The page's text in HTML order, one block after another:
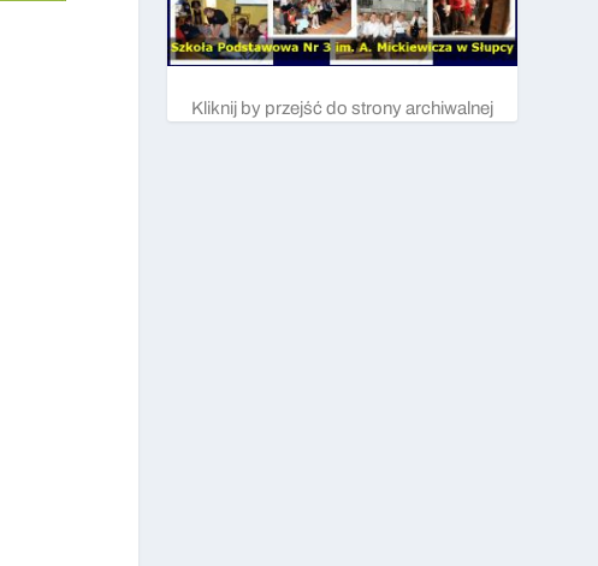
Kliknij by przejść do strony archiwalnej